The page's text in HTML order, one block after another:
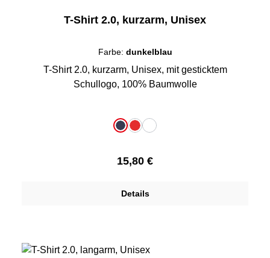
T-Shirt 2.0, kurzarm, Unisex
Farbe: dunkelblau
T-Shirt 2.0, kurzarm, Unisex, mit gesticktem
Schullogo, 100% Baumwolle
auswählendunkelblau
rot weiß
Regulärer Preis:
15,80 €
Details